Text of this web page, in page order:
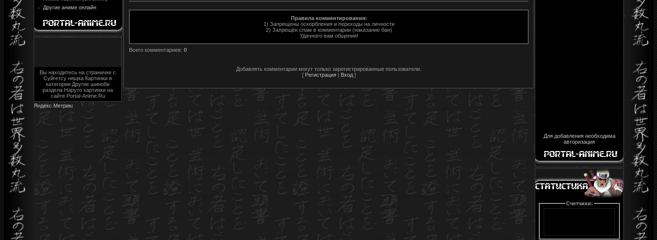
Другие аниме онлайн
Вы находитесь на страничке с
Суйгетсу няшка Картинки в
категории Другие шиноби
раздела Наруто картинки на
сайте Portal-Anime.Ru
Правила комментирования:
1) Запрещены оскорбления и переходы на личности
2) Запрещён спам в комментарии (наказание бан)
Удачного вам общения!
Всего комментариев: 0
Добавлять комментарии могут только зарегистрированные пользователи.
[ Регистрация| Вход]
Для добавления необходима
авторизация
Счетчики: